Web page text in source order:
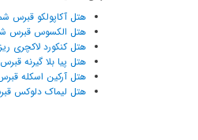
هتل آکاپولکو قبرس
هتل الکسوس قبرس
هتل کنکورد لاکچری
هتل پیا بلا گیرنه
هتل آرکین اسکله
هتل لیماک دلوکس